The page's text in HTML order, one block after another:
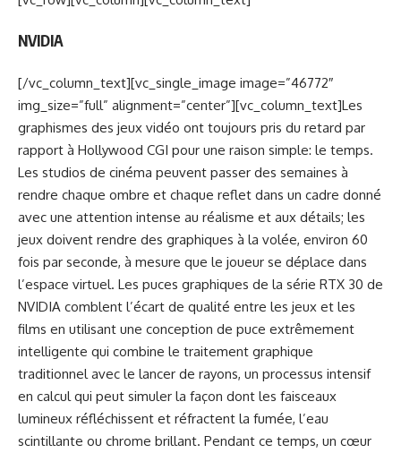
NVIDIA
[/vc_column_text][vc_single_image image=”46772″
img_size=”full” alignment=”center”][vc_column_text]Les
graphismes des jeux vidéo ont toujours pris du retard par
rapport à Hollywood CGI pour une raison simple: le temps.
Les studios de cinéma peuvent passer des semaines à
rendre chaque ombre et chaque reflet dans un cadre donné
avec une attention intense au réalisme et aux détails; les
jeux doivent rendre des graphiques à la volée, environ 60
fois par seconde, à mesure que le joueur se déplace dans
l’espace virtuel. Les puces graphiques de la série RTX 30 de
NVIDIA comblent l’écart de qualité entre les jeux et les
films en utilisant une conception de puce extrêmement
intelligente qui combine le traitement graphique
traditionnel avec le lancer de rayons, un processus intensif
en calcul qui peut simuler la façon dont les faisceaux
lumineux réfléchissent et réfractent la fumée, l’eau
scintillante ou chrome brillant. Pendant ce temps, un cœur